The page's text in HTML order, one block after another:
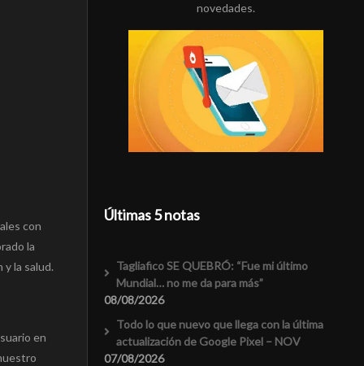
con
la
la salud.
en
novedades.
Últimas 5 notas
Tagliafico SE QUEBRÓ: “Fue mi último
Mundial… no me da para más”
08/08/2026
Todo lo que nuevo que llega con la última
actualización de Google Pixel – NOV
07/08/2026